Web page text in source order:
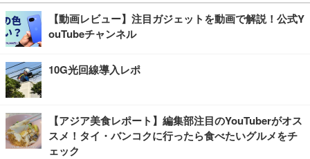
【動画レビュー】注目ガジェットを動画で解説！公式Y
ouTubeチャンネル
10G光回線導入レポ
【アジア美食レポート】編集部注目のYouTuberがオス
スメ！タイ・バンコクに行ったら食べたいグルメをチ
ェック